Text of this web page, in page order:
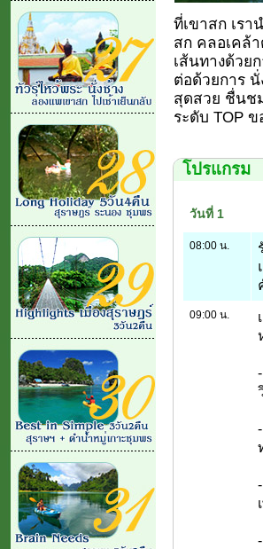
ที่เขาสก เร
สก คลอเคล้
เส้นทางด้วย
ต่อด้วยการ
สุดสวย ชื่นช
ระดับ TOP
โปรแกรม
วันที่ 1
08:00 น.
09:00 น.